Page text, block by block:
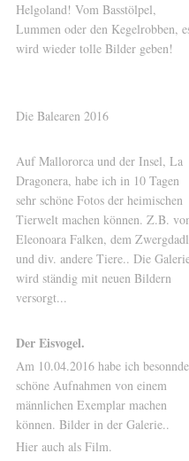
Helgoland! Vom Basstölpel,
Lummen oder den Kegelrobben,
wird wieder tolle Bilder geben!
Die Balearen 2016
Auf Mallororca und der Insel, La
Dragonera, habe ich in 10 Tagen
sehr schöne Fotos der heimischen
Tierwelt machen können. Z.B.
Eleonoara Falken, dem
und div. andere Tiere.. Die
wird ständig mit neuen Bildern
versorgt...
Der Eisvogel.
Am 10.04.2016 habe ich
schöne Aufnahmen von einem
männlichen Exemplar machen
können. Bilder in der Galerie..
Hier auch als Film.